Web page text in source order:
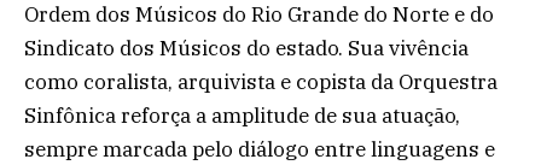
Ordem dos Músicos do Rio Grande do Norte e do
Sindicato dos Músicos do estado. Sua vivência
como coralista, arquivista e copista da Orquestra
Sinfônica reforça a amplitude de sua atuação,
sempre marcada pelo diálogo entre linguagens e